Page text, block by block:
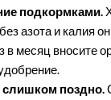
подкормками.
азота и калия
в месяц вносите
поздно.